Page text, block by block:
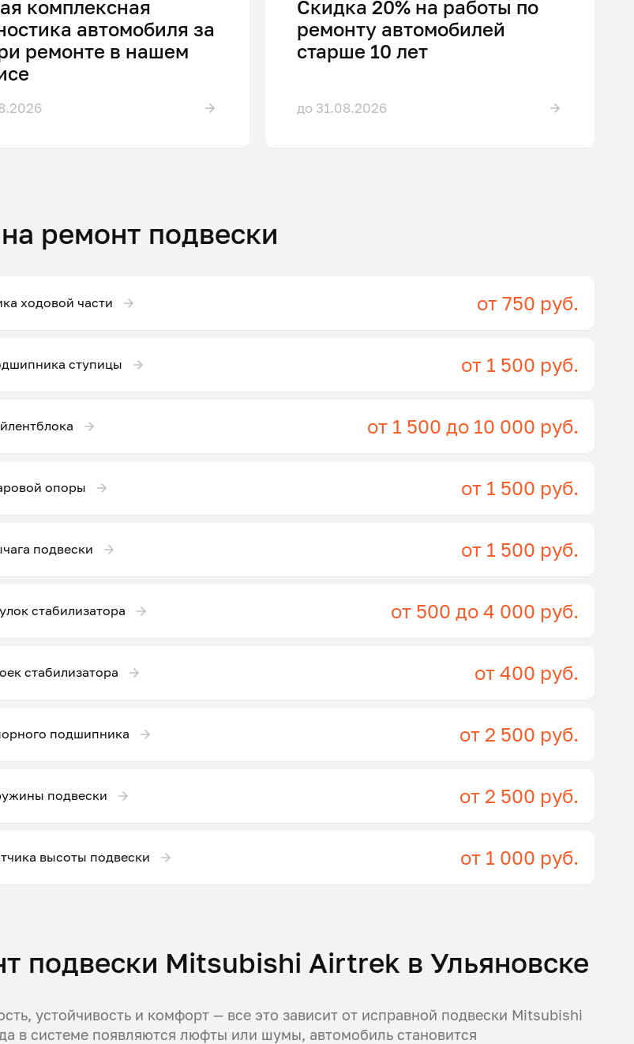
комплексная
автомобиля за
ремонте в нашем
Скидка 20% на работы по
ремонту автомобилей
старше 10 лет
до 31.08.2026
ремонт подвески
ходовой части от 750 руб.
ступицы от 1 500 руб.
от 1 500 до 10 000 руб.
опоры от 1 500 руб.
подвески от 1 500 руб.
стабилизатора от 500 до 4 000 руб.
стабилизатора от 400 руб.
подшипника от 2 500 руб.
подвески от 2 500 руб.
высоты подвески от 1 000 руб.
подвески Mitsubishi Airtrek в Ульяновске
устойчивость и комфорт — все это зависит от исправной подвески Mitsubishi
в системе появляются люфты или шумы, автомобиль становится